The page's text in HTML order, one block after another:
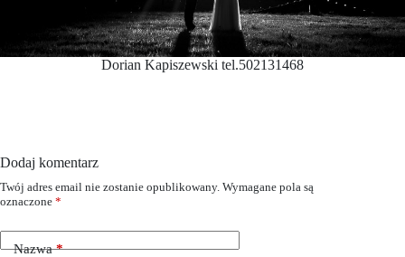
Dorian Kapiszewski tel.502131468
Dodaj komentarz
Twój adres email nie zostanie opublikowany. Wymagane pola są
oznaczone *
Nazwa*